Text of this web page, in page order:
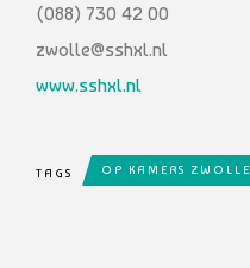
(088) 730 42 00
zwolle@sshxl.nl
www.sshxl.nl
TAGS OP KAMERS ZWOLLE